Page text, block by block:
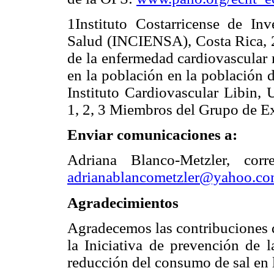
1Instituto Costarricense de
Salud (INCIENSA), Costa Rica,
de la enfermedad
en la población en la población
Instituto Cardiovascular Libin,
1, 2, 3 Miembros del Grupo de
Enviar comunicaciones a:
Adriana Blanco-Metzler,
Agradecimientos
Agradecemos las
la Iniciativa de prevención de
reducción del consumo de sal